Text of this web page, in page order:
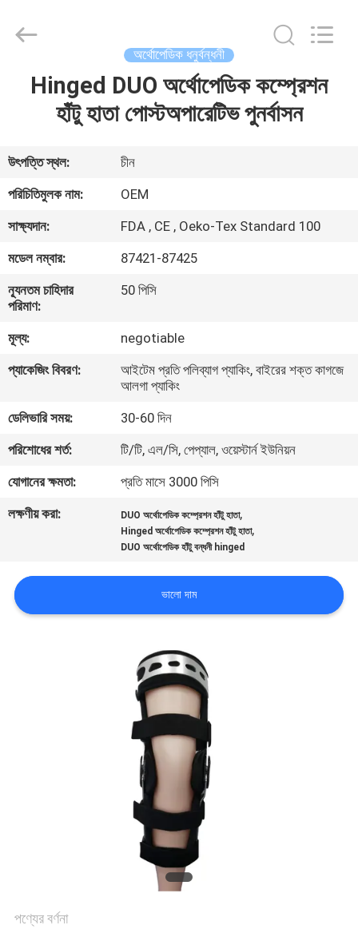
আমাদের
সম্পর্কে
কারখানা
ভ্রমণ
মান
নিয়ন্ত্রণ
যোগাযোগ
করুন
খবর
জন্য
আবেদন
PRODUCTS
CO.,LTD(WUHAN
অর্থোপেডিক ধনুর্বন্ধনী
Hinged DUO অর্থোপেডিক কম্প্রেশন
হাঁটু হাতা পোস্টঅপারেটিভ পুনর্বাসন
উৎপত্তি স্থল:
চীন
পরিচিতিমুলক নাম:
OEM
সাক্ষ্যদান:
FDA , CE , Oeko-Tex Standard 100
মডেল নম্বার:
87421-87425
ন্যূনতম চাহিদার
পরিমাণ:
50 পিসি
মূল্য:
negotiable
প্যাকেজিং বিবরণ:
আইটেম প্রতি পলিব্যাগ প্যাকিং, বাইরের শক্ত কাগজে
আলগা প্যাকিং
ডেলিভারি সময়:
30-60 দিন
পরিশোধের শর্ত:
টি/টি, এল/সি, পেপ্যাল, ওয়েস্টার্ন ইউনিয়ন
যোগানের ক্ষমতা:
প্রতি মাসে 3000 পিসি
লক্ষণীয় করা:
DUO অর্থোপেডিক কম্প্রেশন হাঁটু হাতা,
Hinged অর্থোপেডিক কম্প্রেশন হাঁটু হাতা,
DUO অর্থোপেডিক হাঁটু বন্ধনী hinged
ভালো দাম
পণ্যের বর্ণনা